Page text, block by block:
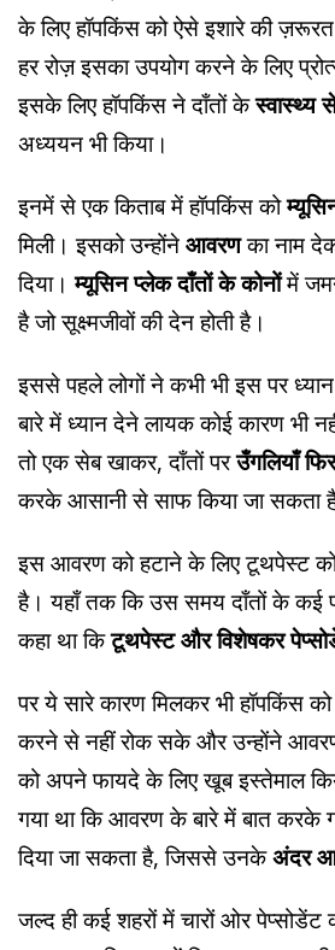
के लिए हॉपकिंस को ऐसे इशारे की
हर रोज़ इसका उपयोग करने के लिए
इसके लिए हॉपकिंस ने दाँतों केस्वास्थ्य
अध्ययन भी किया।
इनमें से एक किताब में हॉपकिंस को
मिली। इसको उन्होंनेआवरणका नाम
दिया।म्यूसिन प्लेक दाँतों के कोनोंमें
है जो सूक्ष्मजीवों की देन होती है।
इससे पहले लोगों ने कभी भी इस पर ध्यान
बारे में ध्यान देने लायक कोई कारण भी
तो एक सेब खाकर, दाँतों परउँगलियाँ
करके आसानी से साफ किया जा सकता
इस आवरण को हटाने के लिए टूथपेस्ट
है। यहाँ तक कि उस समय दाँतों के कई
कहा था किटूथपेस्ट और विशेषकर
पर ये सारे कारण मिलकर भी हॉपकिंस
करने से नहीं रोक सके और उन्होंने
को अपने फायदे के लिए खूब इस्तेमाल
गया था कि आवरण के बारे में बात करके
दिया जा सकता है, जिससे उनकेअंदर
जल्द ही कई शहरों में चारों ओर पेप्सोडेंट